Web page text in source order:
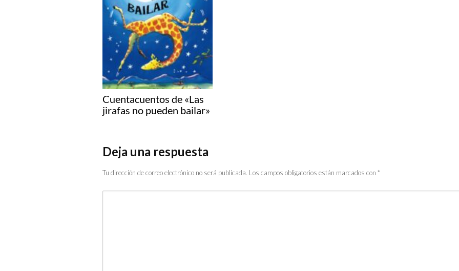
Cuentacuentos de «Las
jirafas no pueden bailar»
Deja una respuesta
Tu dirección de correo electrónico no será publicada. Los campos obligatorios están marcados con *